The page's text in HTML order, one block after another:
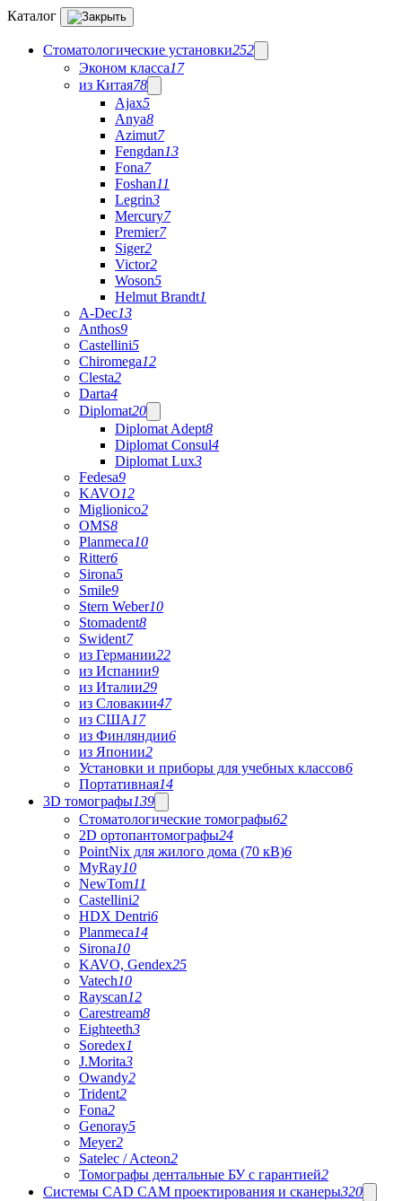
Каталог
Стоматологические установки252
Эконом класса17
из Китая78
Ajax5
Anya8
Azimut7
Fengdan13
Fona7
Foshan11
Legrin3
Mercury7
Premier7
Siger2
Victor2
Woson5
Helmut Brandt1
A-Dec13
Anthos9
Castellini5
Chiromega12
Clesta2
Darta4
Diplomat20
Diplomat Adept8
Diplomat Consul4
Diplomat Lux3
Fedesa9
KAVO12
Miglionico2
OMS8
Planmeca10
Ritter6
Sirona5
Smile9
Stern Weber10
Stomadent8
Swident7
из Германии22
из Испании9
из Италии29
из Словакии47
из США 17
из Финляндии6
из Японии2
Установки и приборы для учебных классов6
Портативная14
3D томографы139
Стоматологические томографы62
2D ортопантомографы24
PointNix для жилого дома (70 кВ)6
MyRay10
NewTom11
Castellini2
HDX Dentri6
Planmeca14
Sirona10
KAVO, Gendex25
Vatech10
Rayscan12
Carestream8
Eighteeth3
Soredex1
J.Morita3
Owandy2
Trident2
Fona2
Genoray5
Meyer2
Satelec / Acteon2
Томографы дентальные БУ с гарантией2
Системы CAD CAM проектирования и сканеры320